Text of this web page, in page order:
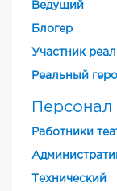
Ведущий
Блогер
Участник
Реальный
Персонал
Работники
Технический